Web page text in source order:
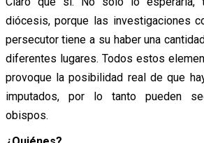
diócesis, porque las investigaciones
persecutor tiene a su haber una
diferentes lugares. Todos estos
provoque la posibilidad real de que
imputados, por lo tanto pueden
obispos.